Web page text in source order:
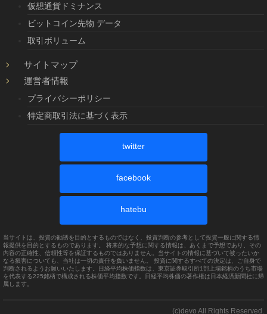
仮想通貨ドミナンス
ビットコイン先物 データ
取引ボリューム
サイトマップ
運営者情報
プライバシーポリシー
特定商取引法に基づく表示
twitter
facebook
hatebu
当サイトは、投資の勧誘を目的とするものではなく、投資判断の参考として投資一般に関する情
報提供を目的とするものであります。 将来的な予想に関する情報は、あくまで予想であり、その
内容の正確性、信頼性等を保証するものではありません。当サイトの情報に基づいて被ったいか
なる損害についても、当社は一切の責任を負いません。 投資に関するすべての決定は、ご自身で
判断されるようお願いいたします。日経平均株価指数は、東京証券取引所1部上場銘柄のうち市場
を代表する225銘柄で構成される株価平均指数です。日経平均株価の著作権は日本経済新聞社に帰
属します。
(c)devo All Rights Reserved.